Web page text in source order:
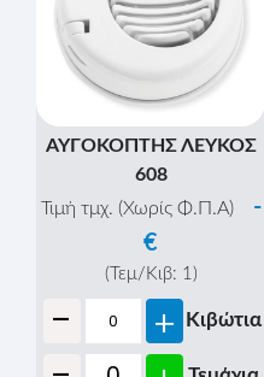
ΑΥΓΟΚΟΠΤΗΣ ΛΕΥΚΟΣ
608
Τιμή τμχ. (Χωρίς Φ.Π.Α)
-
€
(Τεμ/Κιβ: 1)
- + Κιβώτια